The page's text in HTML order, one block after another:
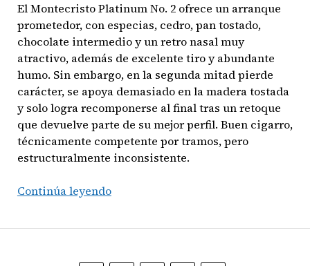
El Montecristo Platinum No. 2 ofrece un arranque
prometedor, con especias, cedro, pan tostado,
chocolate intermedio y un retro nasal muy
atractivo, además de excelente tiro y abundante
humo. Sin embargo, en la segunda mitad pierde
carácter, se apoya demasiado en la madera tostada
y solo logra recomponerse al final tras un retoque
que devuelve parte de su mejor perfil. Buen cigarro,
técnicamente competente por tramos, pero
estructuralmente inconsistente.
Continúa leyendoMontecristo